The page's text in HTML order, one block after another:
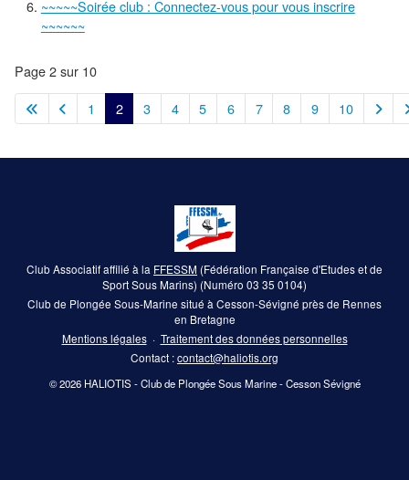
~~~~~Soirée club : Connectez-vous pour vous inscrire
~~~~~~
Page 2 sur 10
1
2 3 4 5 6 7 8 9 10
Club Associatif affilié à la FFESSM (Fédération Française d'Etudes et de
Sport Sous Marins) (Numéro 03 35 0104)
Club de Plongée Sous-Marine situé à Cesson-Sévigné près de Rennes
en Bretagne
Mentions légales· Traitement des données personnelles
Contact :contact@haliotis.org
© 2026 HALIOTIS - Club de Plongée Sous Marine - Cesson Sévigné